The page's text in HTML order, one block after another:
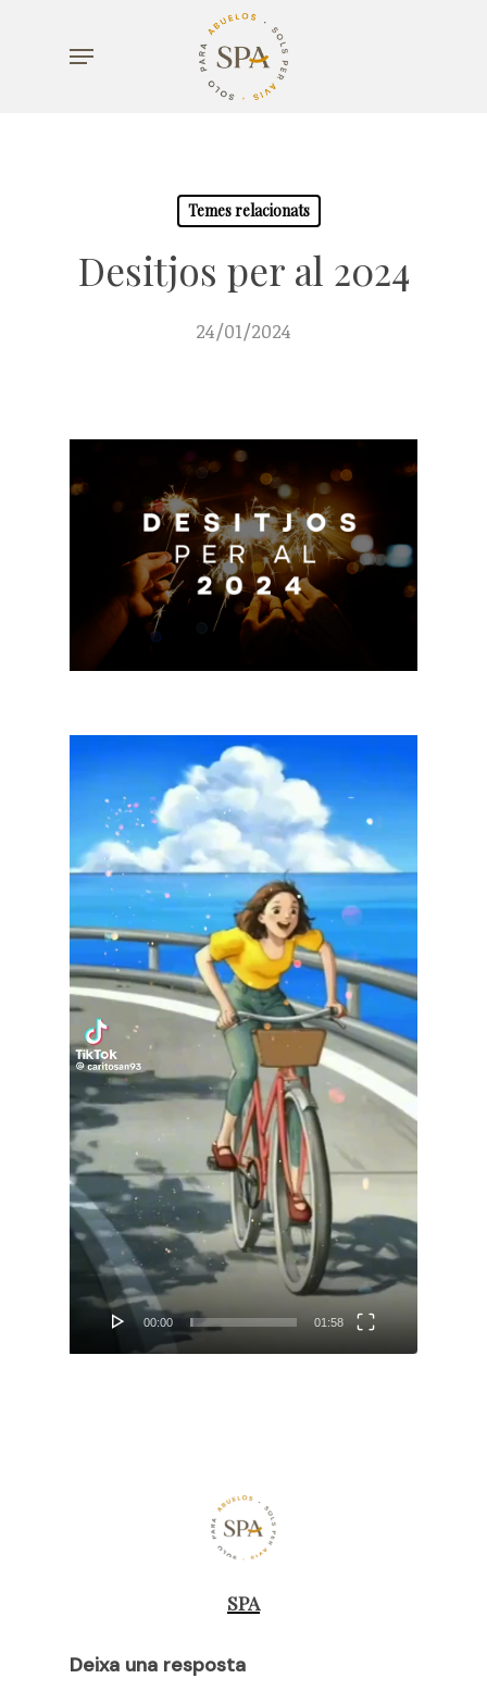
Menu
Temes relacionats
Desitjos per al 2024
24/01/2024
vídeo
00:00 01:58
SPA
Deixa una resposta